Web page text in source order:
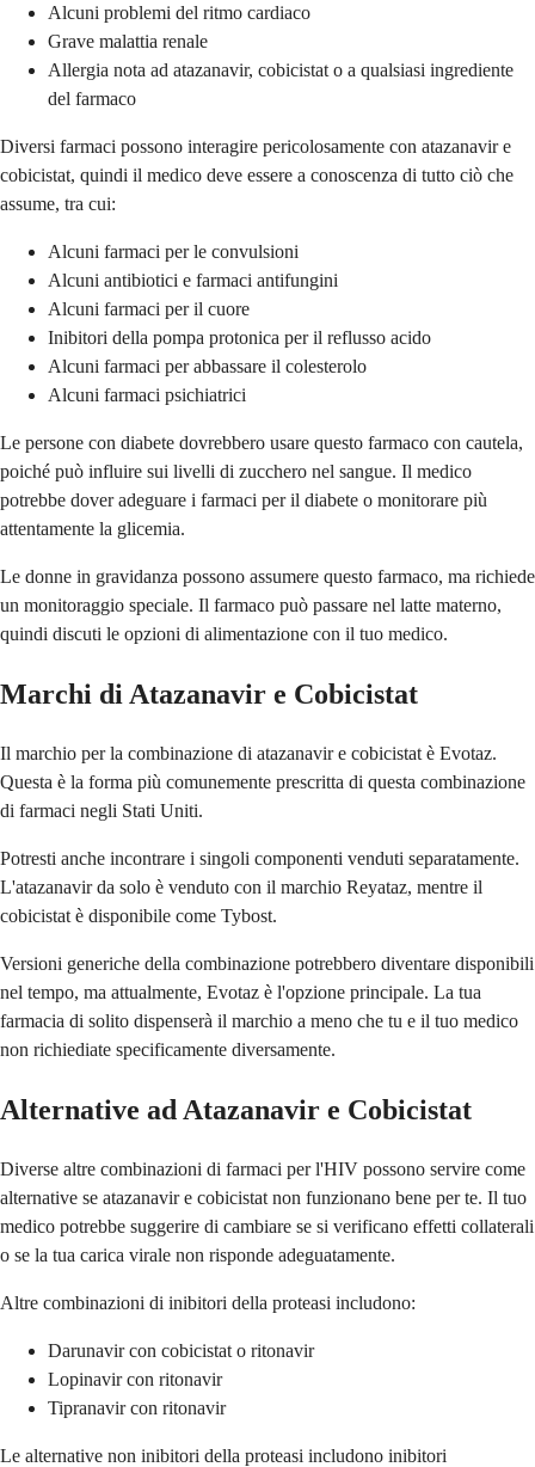
Alcuni problemi del ritmo cardiaco
Grave malattia renale
Allergia nota ad atazanavir, cobicistat o a qualsiasi ingrediente
del farmaco
Diversi farmaci possono interagire pericolosamente con atazanavir e
cobicistat, quindi il medico deve essere a conoscenza di tutto ciò che
assume, tra cui:
Alcuni farmaci per le convulsioni
Alcuni antibiotici e farmaci antifungini
Alcuni farmaci per il cuore
Inibitori della pompa protonica per il reflusso acido
Alcuni farmaci per abbassare il colesterolo
Alcuni farmaci psichiatrici
Le persone con diabete dovrebbero usare questo farmaco con cautela,
poiché può influire sui livelli di zucchero nel sangue. Il medico
potrebbe dover adeguare i farmaci per il diabete o monitorare più
attentamente la glicemia.
Le donne in gravidanza possono assumere questo farmaco, ma richiede
un monitoraggio speciale. Il farmaco può passare nel latte materno,
quindi discuti le opzioni di alimentazione con il tuo medico.
Marchi di Atazanavir e Cobicistat
Il marchio per la combinazione di atazanavir e cobicistat è Evotaz.
Questa è la forma più comunemente prescritta di questa combinazione
di farmaci negli Stati Uniti.
Potresti anche incontrare i singoli componenti venduti separatamente.
L'atazanavir da solo è venduto con il marchio Reyataz, mentre il
cobicistat è disponibile come Tybost.
Versioni generiche della combinazione potrebbero diventare disponibili
nel tempo, ma attualmente, Evotaz è l'opzione principale. La tua
farmacia di solito dispenserà il marchio a meno che tu e il tuo medico
non richiediate specificamente diversamente.
Alternative ad Atazanavir e Cobicistat
Diverse altre combinazioni di farmaci per l'HIV possono servire come
alternative se atazanavir e cobicistat non funzionano bene per te. Il tuo
medico potrebbe suggerire di cambiare se si verificano effetti collaterali
o se la tua carica virale non risponde adeguatamente.
Altre combinazioni di inibitori della proteasi includono:
Darunavir con cobicistat o ritonavir
Lopinavir con ritonavir
Tipranavir con ritonavir
Le alternative non inibitori della proteasi includono inibitori